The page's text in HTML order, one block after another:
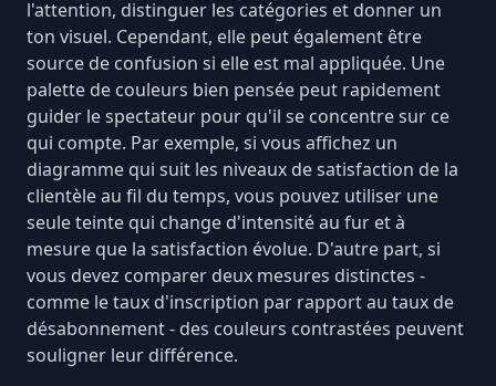
l'attention, distinguer les catégories et donner un
ton visuel. Cependant, elle peut également être
source de confusion si elle est mal appliquée. Une
palette de couleurs bien pensée peut rapidement
guider le spectateur pour qu'il se concentre sur ce
qui compte. Par exemple, si vous affichez un
diagramme qui suit les niveaux de satisfaction de la
clientèle au fil du temps, vous pouvez utiliser une
seule teinte qui change d'intensité au fur et à
mesure que la satisfaction évolue. D'autre part, si
vous devez comparer deux mesures distinctes -
comme le taux d'inscription par rapport au taux de
désabonnement - des couleurs contrastées peuvent
souligner leur différence.